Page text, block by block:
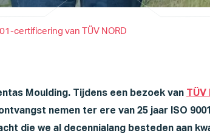
certificering van TÜV NORD
Moulding. Tijdens een bezoek van TÜV
nemen ter ere van 25 jaar ISO
die we al decennialang besteden aan